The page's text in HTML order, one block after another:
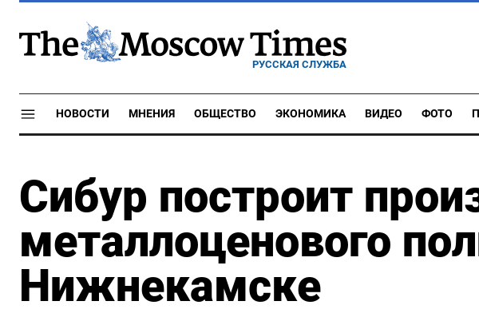
РУССКАЯ СЛУЖБА
НОВОСТИ МНЕНИЯ ОБЩЕСТВО ЭКОНОМИКА ВИДЕО ФОТО
Сибур построит
металлоценового
Нижнекамске